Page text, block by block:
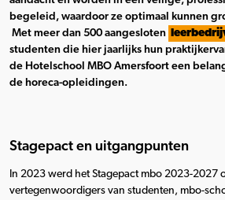
begeleid, waardoor ze optimaal kunnen
Met meer dan 500 aangesloten
studenten die hier jaarlijks hun
de Hotelschool MBO Amersfoort een
de horeca-opleidingen.
Stagepact en uitgangpunten
In 2023 werd het Stagepact mbo 2023-2027
vertegenwoordigers van studenten, mbo-